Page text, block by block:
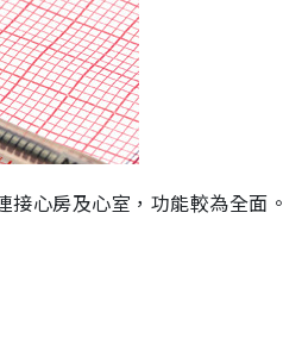
心房及心室，功能較為全面。